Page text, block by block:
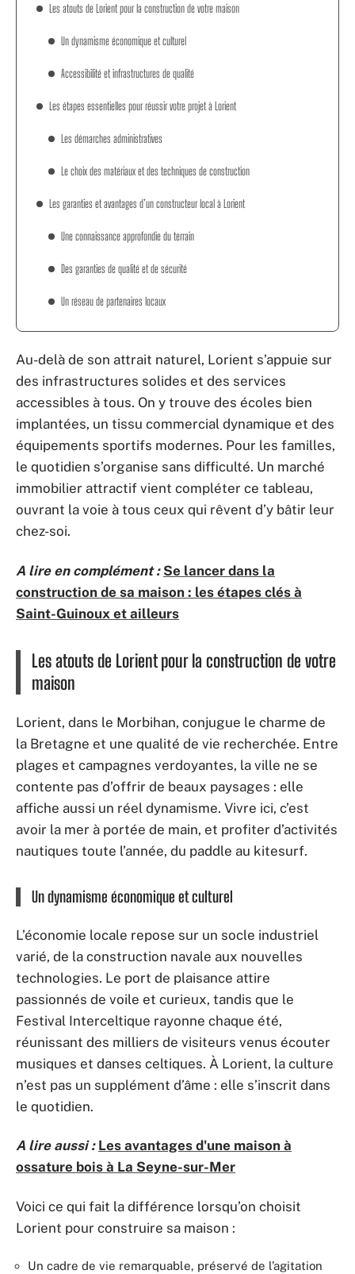
Les atouts de Lorient pour la construction de votre maison
Un dynamisme économique et culturel
Accessibilité et infrastructures de qualité
Les étapes essentielles pour réussir votre projet à Lorient
Les démarches administratives
Le choix des matériaux et des techniques de construction
Les garanties et avantages d’un constructeur local à Lorient
Une connaissance approfondie du terrain
Des garanties de qualité et de sécurité
Un réseau de partenaires locaux
Au-delà de son attrait naturel, Lorient s’appuie sur
des infrastructures solides et des services
accessibles à tous. On y trouve des écoles bien
implantées, un tissu commercial dynamique et des
équipements sportifs modernes. Pour les familles,
le quotidien s’organise sans difficulté. Un marché
immobilier attractif vient compléter ce tableau,
ouvrant la voie à tous ceux qui rêvent d’y bâtir leur
chez-soi.
A lire en complément : Se lancer dans la
construction de sa maison : les étapes clés à
Saint-Guinoux et ailleurs
Les atouts de Lorient pour la construction de votre
maison
Lorient, dans le Morbihan, conjugue le charme de
la Bretagne et une qualité de vie recherchée. Entre
plages et campagnes verdoyantes, la ville ne se
contente pas d’offrir de beaux paysages : elle
affiche aussi un réel dynamisme. Vivre ici, c’est
avoir la mer à portée de main, et profiter d’activités
nautiques toute l’année, du paddle au kitesurf.
Un dynamisme économique et culturel
L’économie locale repose sur un socle industriel
varié, de la construction navale aux nouvelles
technologies. Le port de plaisance attire
passionnés de voile et curieux, tandis que le
Festival Interceltique rayonne chaque été,
réunissant des milliers de visiteurs venus écouter
musiques et danses celtiques. À Lorient, la culture
n’est pas un supplément d’âme : elle s’inscrit dans
le quotidien.
A lire aussi : Les avantages d'une maison à
ossature bois à La Seyne-sur-Mer
Voici ce qui fait la différence lorsqu’on choisit
Lorient pour construire sa maison :
Un cadre de vie remarquable, préservé de l’agitation